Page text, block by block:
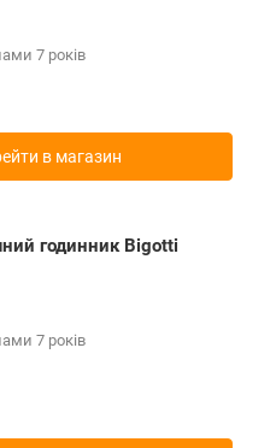
7 років
в магазин
годинник Bigotti
7 років